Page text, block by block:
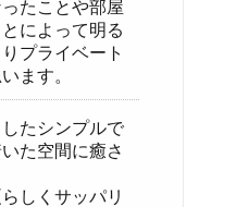
たことや部屋
によって明る
プライベート
ます。
たシンプルで
た空間に癒さ
しくサッパリ